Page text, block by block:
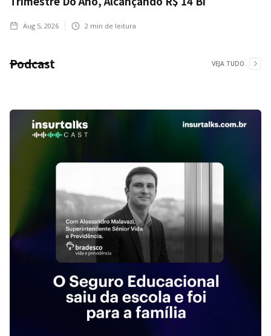
Aug 5, 2026 2 min de leitura
Podcast VEJA TUDO